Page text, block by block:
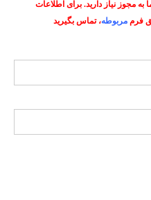
مجوز نیاز دارید. برای اطلاعات
فرم مربوطه، تماس بگیرید